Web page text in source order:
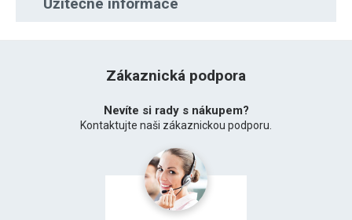
Zákaznická podpora
Nevíte si rady s nákupem?
Kontaktujte naši zákaznickou podporu.